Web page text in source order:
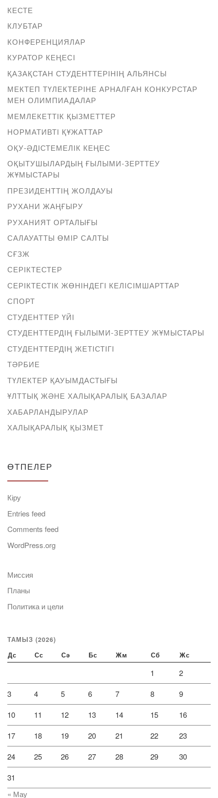
КЕСТЕ
КЛУБТАР
КОНФЕРЕНЦИЯЛАР
КУРАТОР КЕҢЕСІ
ҚАЗАҚСТАН СТУДЕНТТЕРІНІҢ АЛЬЯНСЫ
МЕКТЕП ТҮЛЕКТЕРІНЕ АРНАЛҒАН КОНКУРСТАР
МЕН ОЛИМПИАДАЛАР
МЕМЛЕКЕТТІК ҚЫЗМЕТТЕР
НОРМАТИВТІ ҚҰЖАТТАР
ОҚУ-ӘДІСТЕМЕЛІК КЕҢЕС
ОҚЫТУШЫЛАРДЫҢ ҒЫЛЫМИ-ЗЕРТТЕУ
ЖҰМЫСТАРЫ
ПРЕЗИДЕНТТІҢ ЖОЛДАУЫ
РУХАНИ ЖАҢҒЫРУ
РУХАНИЯТ ОРТАЛЫҒЫ
САЛАУАТТЫ ӨМІР САЛТЫ
СҒЗЖ
СЕРІКТЕСТЕР
СЕРІКТЕСТІК ЖӨНІНДЕГІ КЕЛІСІМШАРТТАР
СПОРТ
СТУДЕНТТЕР ҮЙІ
СТУДЕНТТЕРДІҢ ҒЫЛЫМИ-ЗЕРТТЕУ ЖҰМЫСТАРЫ
СТУДЕНТТЕРДІҢ ЖЕТІСТІГІ
ТӘРБИЕ
ТҮЛЕКТЕР ҚАУЫМДАСТЫҒЫ
ҰЛТТЫҚ ЖӘНЕ ХАЛЫҚАРАЛЫҚ БАЗАЛАР
ХАБАРЛАНДЫРУЛАР
ХАЛЫҚАРАЛЫҚ ҚЫЗМЕТ
ӨТПЕЛЕР
Кіру
Entries feed
Comments feed
WordPress.org
Миссия
Планы
Политика и цели
ТАМЫЗ (2026)
Дс Сс Сә Бс Жм Сб Жс
1 2
3 4 5 6 7 8 9
10 11 12 13 14 15 16
17 18 19 20 21 22 23
24 25 26 27 28 29 30
31
« Мау